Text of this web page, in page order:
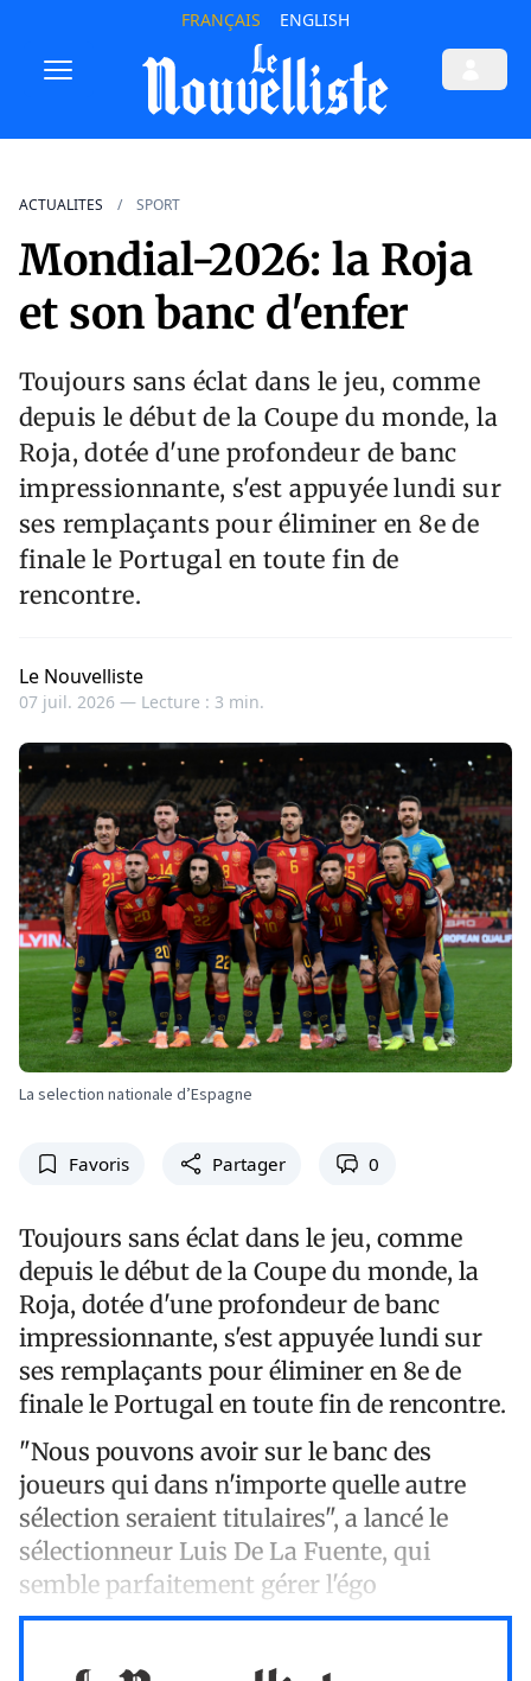
FRANÇAIS ENGLISH
ACTUALITES SPORT
Mondial-2026: la Roja
et son banc d'enfer
Toujours sans éclat dans le jeu, comme
depuis le début de la Coupe du monde, la
Roja, dotée d'une profondeur de banc
impressionnante, s'est appuyée lundi sur
ses remplaçants pour éliminer en 8e de
finale le Portugal en toute fin de
rencontre.
Le Nouvelliste
07 juil. 2026 — Lecture : 3 min.
La selection nationale d’Espagne
Favoris Partager 0
Toujours sans éclat dans le jeu, comme
depuis le début de la Coupe du monde, la
Roja, dotée d'une profondeur de banc
impressionnante, s'est appuyée lundi sur
ses remplaçants pour éliminer en 8e de
finale le Portugal en toute fin de rencontre.
"Nous pouvons avoir sur le banc des
joueurs qui dans n'importe quelle autre
sélection seraient titulaires", a lancé le
sélectionneur Luis De La Fuente, qui
semble parfaitement gérer l'égo